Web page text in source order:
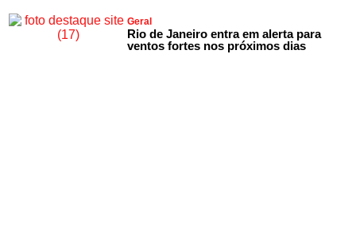
Geral
Rio de Janeiro entra em alerta para
ventos fortes nos próximos dias